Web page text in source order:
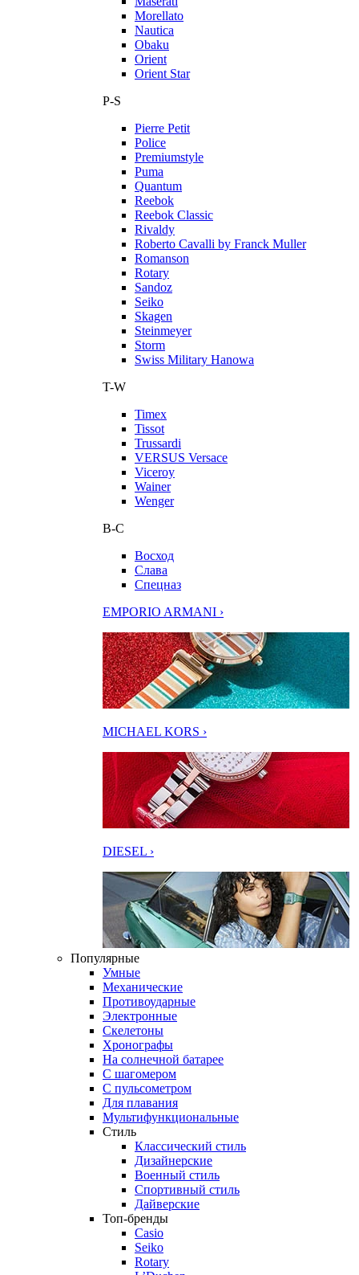
Morellato
Nautica
Obaku
Orient
Orient Star
P-S
Pierre Petit
Police
Premiumstyle
Puma
Quantum
Reebok
Reebok Classic
Rivaldy
Roberto Cavalli by Franck Muller
Romanson
Rotary
Sandoz
Seiko
Skagen
Steinmeyer
Storm
Swiss Military Hanowa
T-W
Timex
Tissot
Trussardi
VERSUS Versace
Viceroy
Wainer
Wenger
В-С
Восход
Слава
Спецназ
EMPORIO ARMANI ›
MICHAEL KORS ›
DIESEL ›
Популярные
Умные
Механические
Противоударные
Электронные
Скелетоны
Хронографы
На солнечной батарее
С шагомером
С пульсометром
Для плавания
Мультифункциональные
Стиль
Классический стиль
Дизайнерские
Военный стиль
Спортивный стиль
Дайверские
Топ-бренды
Casio
Seiko
Rotary